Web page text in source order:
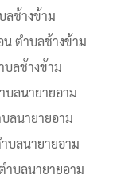
ลช้างข้าม
ตำบลช้างข้าม
บลช้างข้าม
บลนายายอาม
ลนายายอาม
บลนายายอาม
ำบลนายายอาม